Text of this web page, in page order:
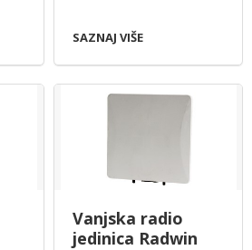
SAZNAJ VIŠE
Vanjska radio
jedinica Radwin